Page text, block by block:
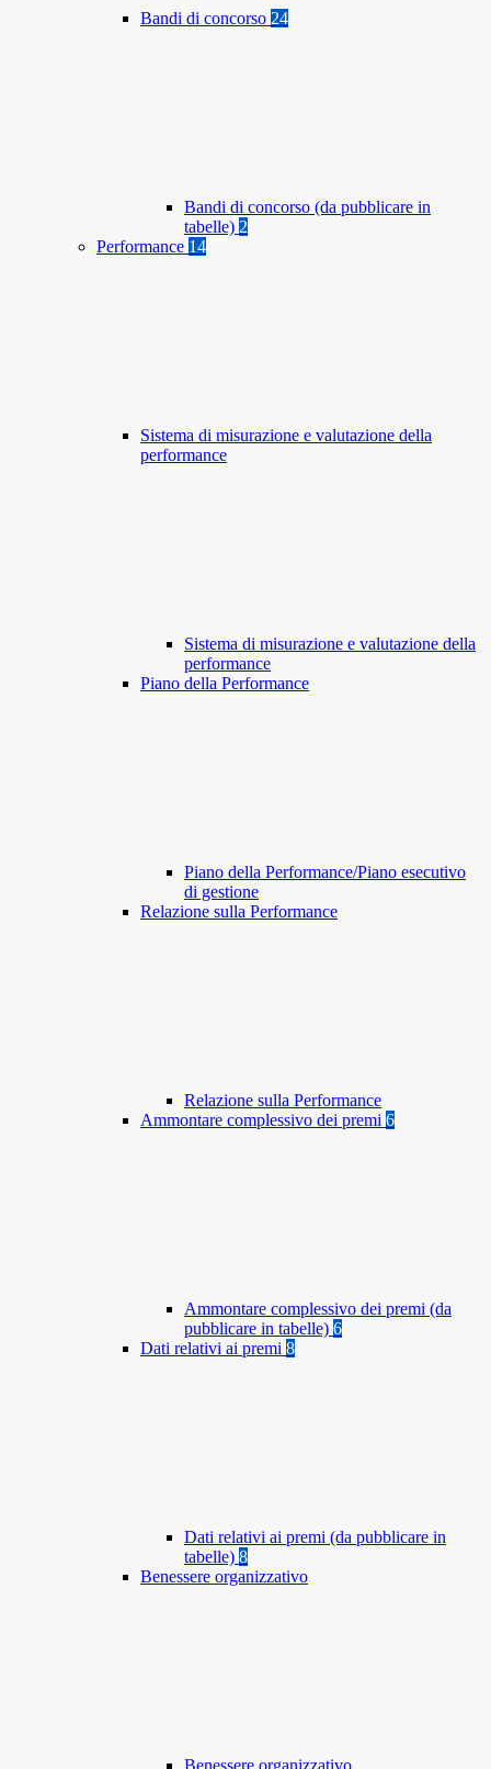
Bandi di concorso 24
Bandi di concorso (da pubblicare in
tabelle) 2
Performance 14
Sistema di misurazione e valutazione della
performance
Sistema di misurazione e valutazione della
performance
Piano della Performance
Piano della Performance/Piano esecutivo
di gestione
Relazione sulla Performance
Relazione sulla Performance
Ammontare complessivo dei premi 6
Ammontare complessivo dei premi (da
pubblicare in tabelle) 6
Dati relativi ai premi 8
Dati relativi ai premi (da pubblicare in
tabelle) 8
Benessere organizzativo